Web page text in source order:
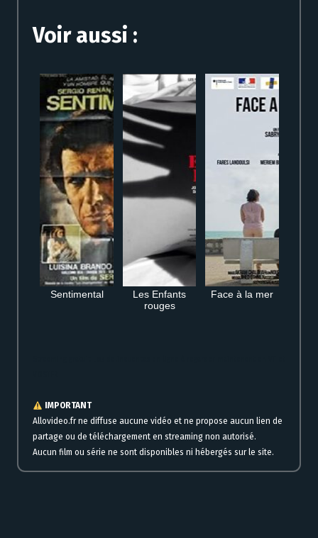
Voir aussi :
Sentimental
Les Enfants
rouges
Face à la mer
IMPORTANT
Allovideo.fr ne diffuse aucune vidéo et ne propose aucun lien de
partage ou de téléchargement en streaming non autorisé.
Aucun film ou série ne sont disponibles ni hébergés sur le site.